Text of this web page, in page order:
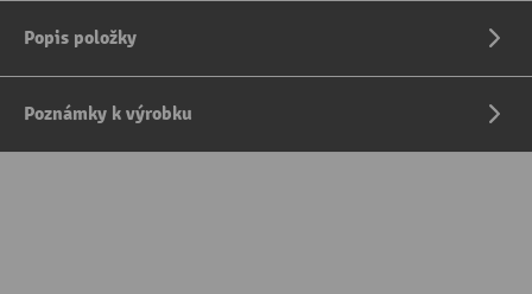
Popis položky
Poznámky k výrobku